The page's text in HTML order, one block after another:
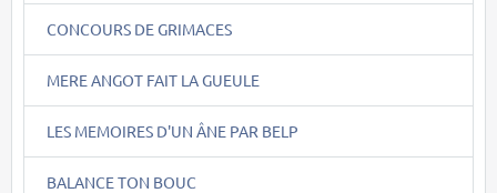
CONCOURS DE GRIMACES
MERE ANGOT FAIT LA GUEULE
LES MEMOIRES D'UN ÂNE PAR BELP
BALANCE TON BOUC